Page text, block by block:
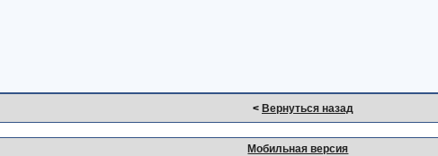
< Вернуться назад
Мобильная версия